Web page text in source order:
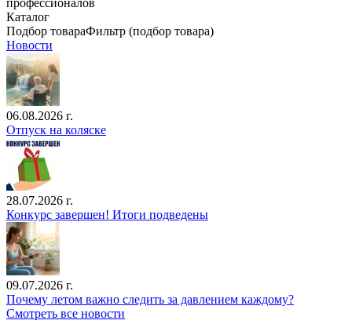
профессионалов
Каталог
Подбор товараФильтр (подбор товара)
Новости
06.08.2026 г.
Отпуск на коляске
28.07.2026 г.
Конкурс завершен! Итоги подведены
09.07.2026 г.
Почему летом важно следить за давлением каждому?
Смотреть все новости